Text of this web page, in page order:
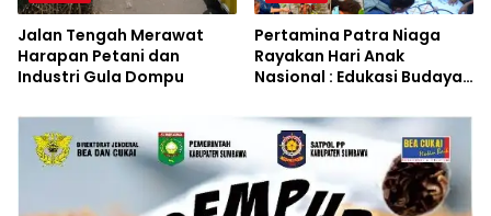
Jalan Tengah Merawat
Harapan Petani dan
Industri Gula Dompu
Pertamina Patra Niaga
Rayakan Hari Anak
Nasional : Edukasi Budaya
Lingkungan